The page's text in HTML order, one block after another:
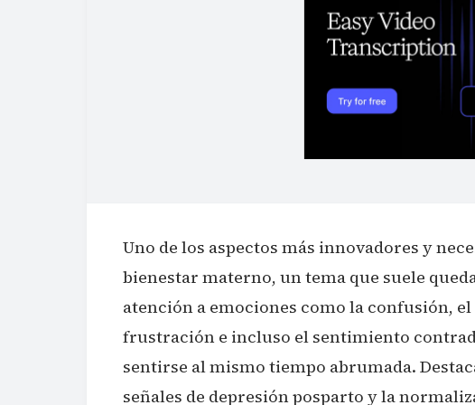
Uno de los aspectos más innovadores y
bienestar materno, un tema que suele
atención a emociones como la confusión,
frustración e incluso el sentimiento
sentirse al mismo tiempo abrumada.
señales de depresión posparto y la